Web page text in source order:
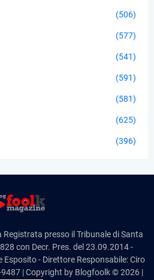
(506)
(577)
(541)
(591)
(581)
(625)
(396)
presso il Tribunale di Santa
con Decr. Pres. del 23.09.2014 -
- Direttore Responsabile: Ciro
9487 | Copyright by Blogfoolk © 2026 |